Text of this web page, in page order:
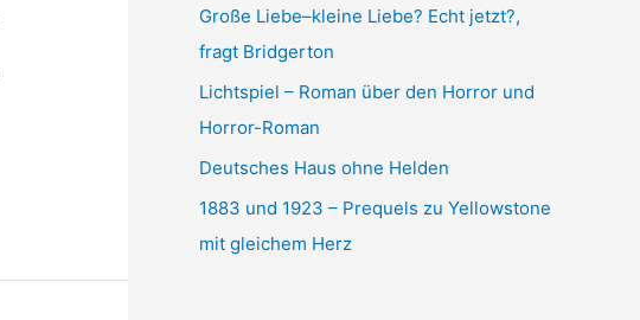
Große Liebe–kleine Liebe? Echt jetzt?,
fragt Bridgerton
Lichtspiel – Roman über den Horror und
Horror-Roman
Deutsches Haus ohne Helden
1883 und 1923 – Prequels zu Yellowstone
mit gleichem Herz